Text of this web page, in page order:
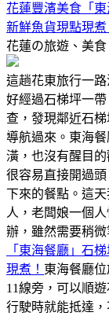
花蓮豐濱美食「
新鮮魚貨現點現煮
花蓮の旅遊、美
這趟花東旅行一
好經過石梯坪一
查，發現鄰近石梯
導航過來。東海
潢，也沒有醒目
很容易直接開過
下來的餐點。這
人，老闆娘一個
辦，雖然需要稍
「東海餐廳」石
現煮！ 東海餐廳
11線旁，可以順
行駛時就能抵達